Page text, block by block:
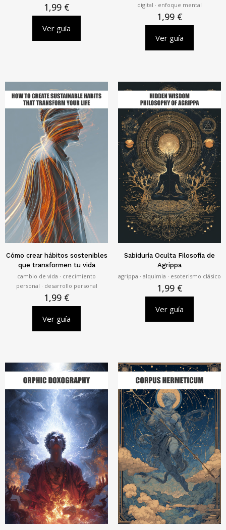
1,99 €
Ver guía
digital · enfoque mental
1,99 €
Ver guía
Cómo crear hábitos sostenibles
que transformen tu vida
cambio de vida · crecimiento
personal · desarrollo personal
1,99 €
Ver guía
Sabiduría Oculta Filosofía de
Agrippa
agrippa · alquimia · esoterismo clásico
1,99 €
Ver guía